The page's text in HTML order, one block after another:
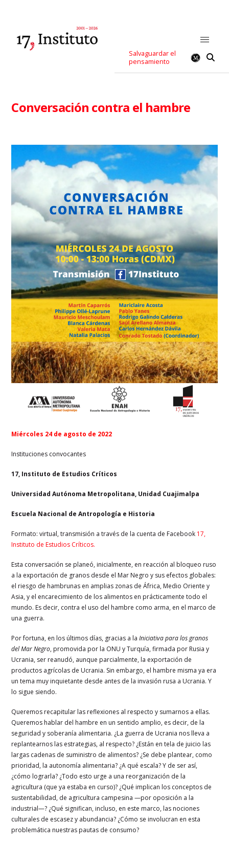
Salvaguardar el
pensamiento
Conversación contra el hambre
Miércoles 24 de agosto de 2022
Instituciones convocantes
17, Instituto de Estudios Críticos
Universidad Autónoma Metropolitana, Unidad Cuajimalpa
Escuela Nacional de Antropología e Historia
Formato: virtual, transmisión a través de la cuenta de Facebook 17,
Instituto de Estudios Críticos.
Esta conversación se planeó, inicialmente, en reacción al bloqueo ruso
a la exportación de granos desde el Mar Negro y sus efectos globales:
el riesgo de hambrunas en amplias zonas de África, Medio Oriente y
Asia, y el encarecimiento de los alimentos en prácticamente todo el
mundo. Es decir, contra el uso del hambre como arma, en el marco de
una guerra.
Por fortuna, en los últimos días, gracias a laIniciativa para los granos
del Mar Negro, promovida por la ONU y Turquía, firmada por Rusia y
Ucrania, ser reanudó, aunque parcialmente, la exportación de
productos agrícolas de Ucrania. Sin embargo, el hambre misma ya era
un tema muy inquietante desde antes de la invasión rusa a Ucrania. Y
lo sigue siendo.
Queremos recapitular las reflexiones al respecto y sumarnos a ellas.
Queremos hablar del hambre en un sentido amplio, es decir, de la
seguridad y soberanía alimentaria. ¿La guerra de Ucrania nos lleva a
replantearnos las estrategias, al respecto? ¿Están en tela de juicio las
largas cadenas de suministro de alimentos? ¿Se debe plantear, como
prioridad, la autonomía alimentaria? ¿A qué escala? Y de ser así,
¿cómo lograrla? ¿Todo esto urge a una reorganización de la
agricultura (que ya estaba en curso)? ¿Qué implican los conceptos de
sustentabilidad, de agricultura campesina —por oposición a la
industrial—? ¿Qué significan, incluso, en este marco, las nociones
culturales de escasez y abundancia? ¿Cómo se involucran en esta
problemática nuestras pautas de consumo?